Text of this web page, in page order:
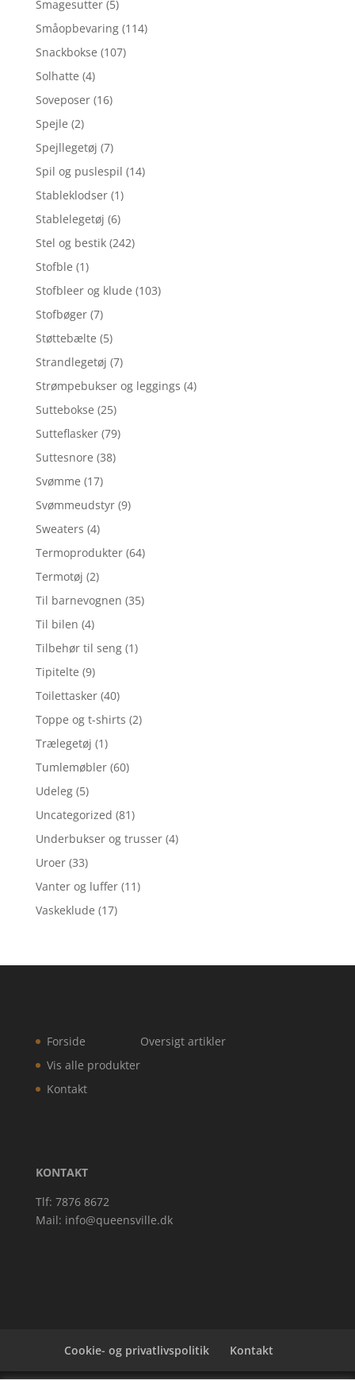
Smagesutter (5)
Småopbevaring (114)
Snackbokse (107)
Solhatte (4)
Soveposer (16)
Spejle (2)
Spejllegetøj (7)
Spil og puslespil (14)
Stableklodser (1)
Stablelegetøj (6)
Stel og bestik (242)
Stofble (1)
Stofbleer og klude (103)
Stofbøger (7)
Støttebælte (5)
Strandlegetøj (7)
Strømpebukser og leggings (4)
Suttebokse (25)
Sutteflasker (79)
Suttesnore (38)
Svømme (17)
Svømmeudstyr (9)
Sweaters (4)
Termoprodukter (64)
Termotøj (2)
Til barnevognen (35)
Til bilen (4)
Tilbehør til seng (1)
Tipitelte (9)
Toilettasker (40)
Toppe og t-shirts (2)
Trælegetøj (1)
Tumlemøbler (60)
Udeleg (5)
Uncategorized (81)
Underbukser og trusser (4)
Uroer (33)
Vanter og luffer (11)
Vaskeklude (17)
Forside
Vis alle produkter
Kontakt
Oversigt artikler
KONTAKT
Tlf: 7876 8672
Mail: info@queensville.dk
Cookie- og privatlivspolitik Kontakt